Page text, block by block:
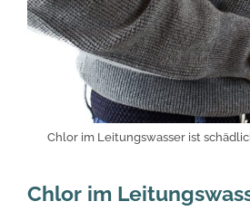
Chlor im Leitungswasser ist
Chlor im